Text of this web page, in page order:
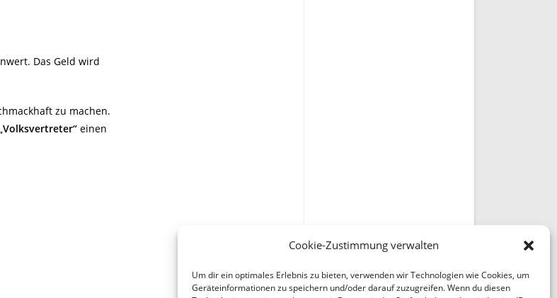
Cookie-Zustimmung verwalten
Um dir ein optimales Erlebnis zu bieten, verwenden wir Technologien wie Cookies, um
Geräteinformationen zu speichern und/oder darauf zuzugreifen. Wenn du diesen
Das Geld wird
zu machen.
einen